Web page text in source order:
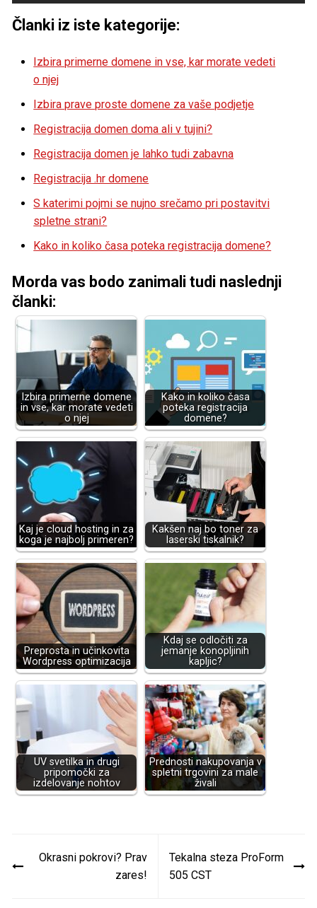
Članki iz iste kategorije:
Izbira primerne domene in vse, kar morate vedeti
o njej
Izbira prave proste domene za vaše podjetje
Registracija domen doma ali v tujini?
Registracija domen je lahko tudi zabavna
Registracija .hr domene
S katerimi pojmi se nujno srečamo pri postavitvi
spletne strani?
Kako in koliko časa poteka registracija domene?
Morda vas bodo zanimali tudi naslednji
članki:
Izbira primerne domene
in vse, kar morate vedeti
o njej
Kako in koliko časa
poteka registracija
domene?
Kaj je cloud hosting in za
koga je najbolj primeren?
Kakšen naj bo toner za
laserski tiskalnik?
Preprosta in učinkovita
Wordpress optimizacija
Kdaj se odločiti za
jemanje konopljinih
kapljic?
UV svetilka in drugi
pripomočki za
izdelovanje nohtov
Prednosti nakupovanja v
spletni trgovini za male
živali
prispevka
Okrasni pokrovi? Prav
zares!
Tekalna steza ProForm
505 CST